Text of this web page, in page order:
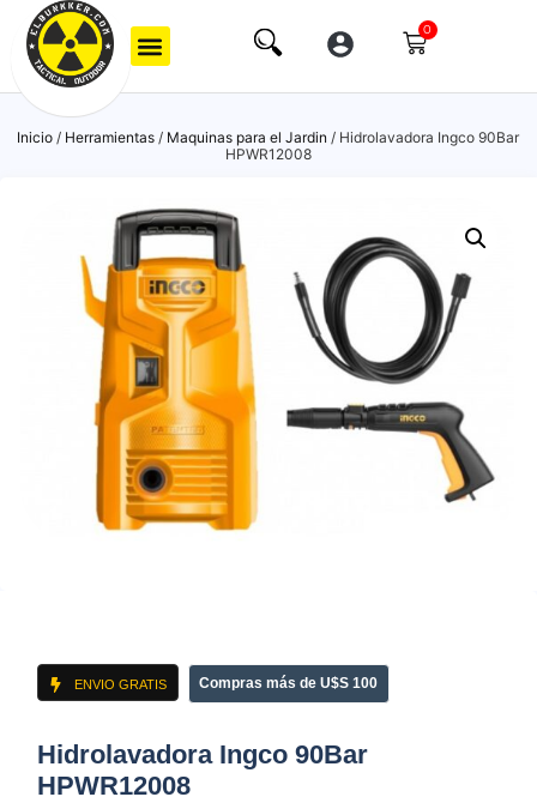
0
Inicio / Herramientas / Maquinas para el Jardin / Hidrolavadora Ingco 90Bar
HPWR12008
ENVIO GRATIS Compras más de U$S 100
Hidrolavadora Ingco 90Bar
HPWR12008